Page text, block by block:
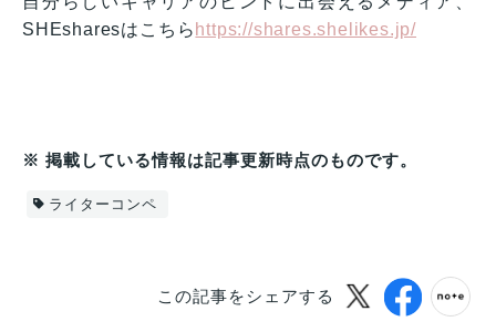
SHEsharesはこちら https://shares.shelikes.jp/
※ 掲載している情報は記事更新時点のものです。
ライターコンペ
この記事をシェアする